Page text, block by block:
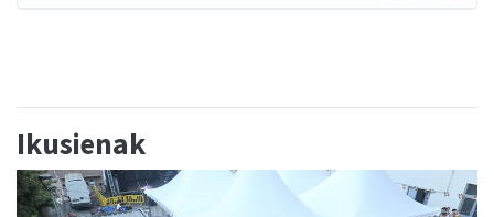
Ikusienak